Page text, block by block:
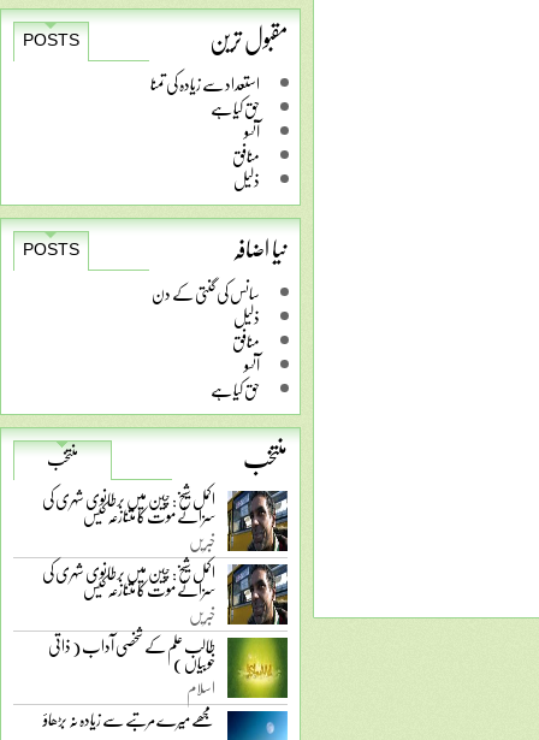
مقبول ترین
POSTS
استعداد سے زیادہ کی تمنا
حق کیا ہے
آنسو
منافق
ذلیل
نیا اضافہ
POSTS
سانس کی گنتی کے دن
ذلیل
منافق
آنسو
حق کیا ہے
منتخب
منتخب
اکمل شیخ: چین میں برطانوی شہری کی
سزائے موت کا متنازعہ کیس
خبریں
اکمل شیخ: چین میں برطانوی شہری کی
سزائے موت کا متنازعہ کیس
خبریں
طالب علم کے شخصی آداب ( ذاتی
خوبیاں )
اسلام
مجھے میرے مرتبے سے زیادہ نہ بڑھاؤ